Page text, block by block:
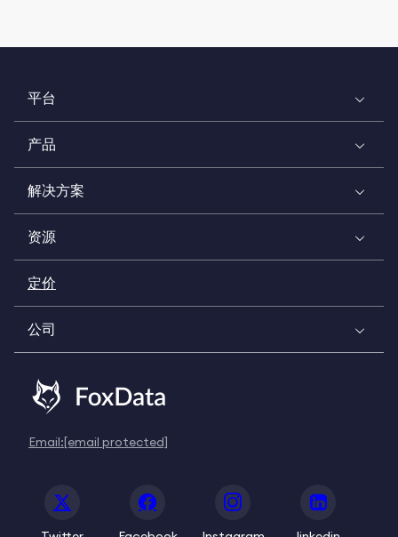
平台
产品
解决方案
资源
定价
公司
Email:[email protected]